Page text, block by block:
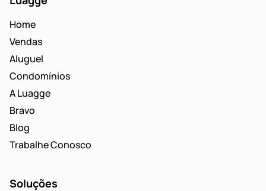
Home
Vendas
Aluguel
Condomínios
A Luagge
Bravo
Blog
Trabalhe Conosco
Soluções